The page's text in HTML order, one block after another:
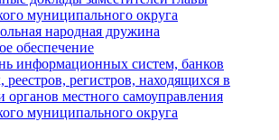
муниципального округа
народная дружина
обеспечение
информационных систем, банков
реестров, регистров, находящихся в
органов местного самоуправления
муниципального округа